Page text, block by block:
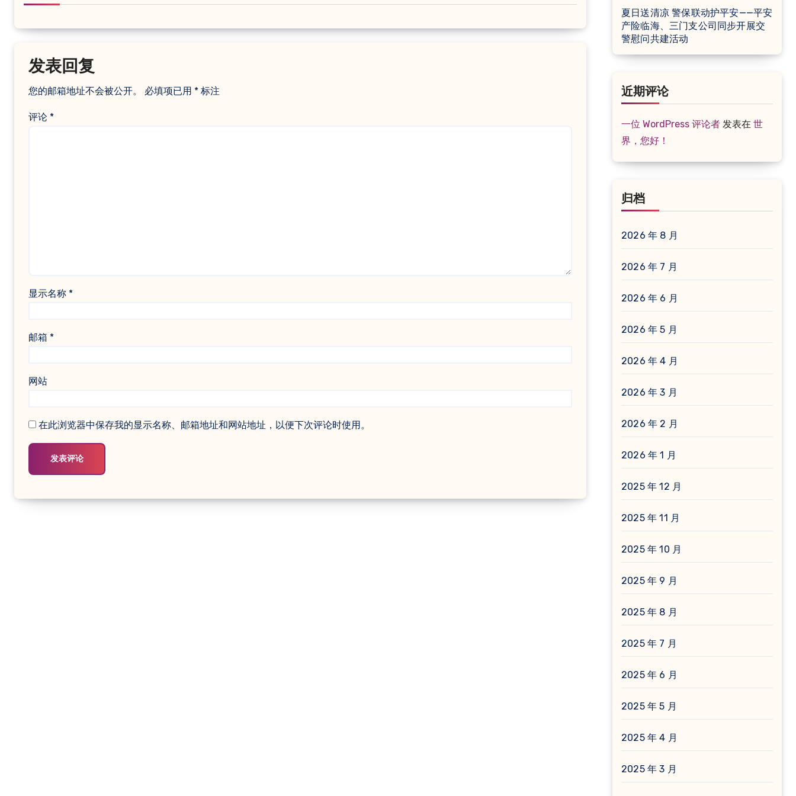
发表回复
您的邮箱地址不会被公开。 必填项已用 * 标注
评论 *
显示名称 *
邮箱 *
网站
在此浏览器中保存我的显示名称、邮箱地址和网站地址，以便下次评论时使用。
夏日送清凉 警保联动护平安——平安
产险临海、三门支公司同步开展交
警慰问共建活动
近期评论
一位 WordPress 评论者 发表在 世
界，您好！
归档
2026 年 8 月
2026 年 7 月
2026 年 6 月
2026 年 5 月
2026 年 4 月
2026 年 3 月
2026 年 2 月
2026 年 1 月
2025 年 12 月
2025 年 11 月
2025 年 10 月
2025 年 9 月
2025 年 8 月
2025 年 7 月
2025 年 6 月
2025 年 5 月
2025 年 4 月
2025 年 3 月